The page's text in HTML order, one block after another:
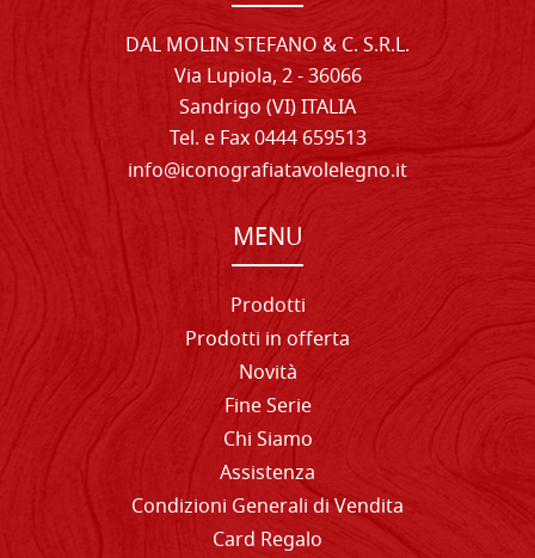
DAL MOLIN STEFANO & C. S.R.L.
Via Lupiola, 2 - 36066
Sandrigo (VI) ITALIA
Tel. e Fax 0444 659513
info@iconografiatavolelegno.it
MENU
Prodotti
Prodotti in offerta
Novità
Fine Serie
Chi Siamo
Assistenza
Condizioni Generali di Vendita
Card Regalo